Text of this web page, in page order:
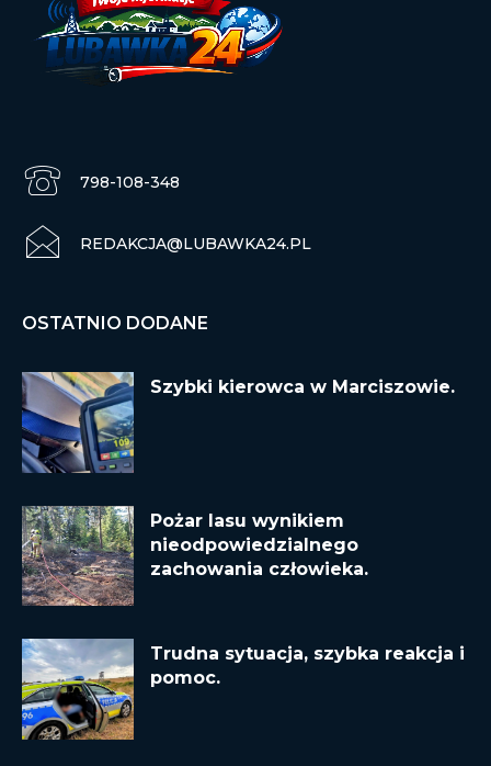
798-108-348
REDAKCJA@LUBAWKA24.PL
OSTATNIO DODANE
Szybki kierowca w Marciszowie.
Pożar lasu wynikiem
nieodpowiedzialnego
zachowania człowieka.
Trudna sytuacja, szybka reakcja i
pomoc.